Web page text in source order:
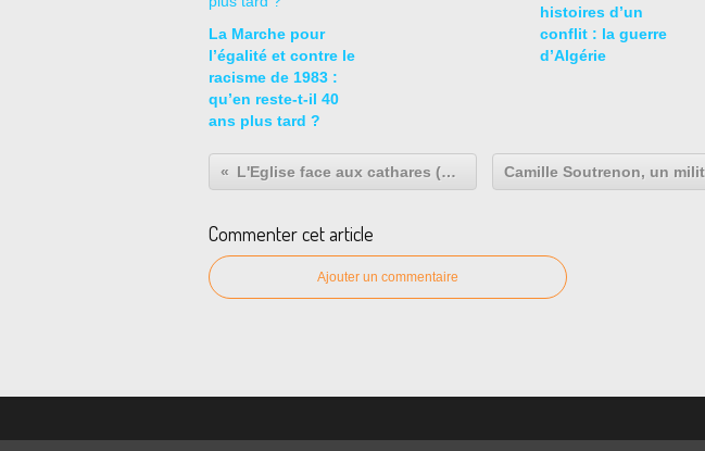
La Marche pour
l’égalité et contre le
racisme de 1983 :
qu’en reste-t-il 40
ans plus tard ?
histoires d’un
conflit : la guerre
d’Algérie
L'Eglise face aux cathares (correction DS 2nde 5)
Commenter cet article
Ajouter un commentaire